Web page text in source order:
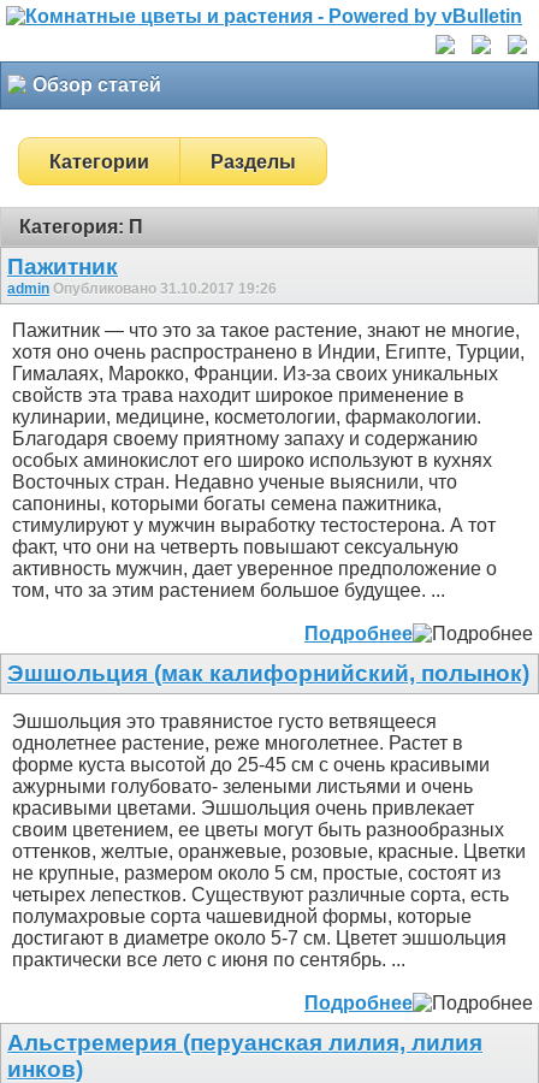
Обзор статей
Категории Разделы
Категория: П
Пажитник
admin Опубликовано 31.10.2017 19:26
Пажитник — что это за такое растение, знают не многие,
хотя оно очень распространено в Индии, Египте, Турции,
Гималаях, Марокко, Франции. Из-за своих уникальных
свойств эта трава находит широкое применение в
кулинарии, медицине, косметологии, фармакологии.
Благодаря своему приятному запаху и содержанию
особых аминокислот его широко используют в кухнях
Восточных стран. Недавно ученые выяснили, что
сапонины, которыми богаты семена пажитника,
стимулируют у мужчин выработку тестостерона. А тот
факт, что они на четверть повышают сексуальную
активность мужчин, дает уверенное предположение о
том, что за этим растением большое будущее. ...
Подробнее
Эшшольция (мак калифорнийский, полынок)
Эшшольция это травянистое густо ветвящееся
однолетнее растение, реже многолетнее. Растет в
форме куста высотой до 25-45 см с очень красивыми
ажурными голубовато- зелеными листьями и очень
красивыми цветами. Эшшольция очень привлекает
своим цветением, ее цветы могут быть разнообразных
оттенков, желтые, оранжевые, розовые, красные. Цветки
не крупные, размером около 5 см, простые, состоят из
четырех лепестков. Существуют различные сорта, есть
полумахровые сорта чашевидной формы, которые
достигают в диаметре около 5-7 см. Цветет эшшольция
практически все лето с июня по сентябрь. ...
Подробнее
Альстремерия (перуанская лилия, лилия
инков)